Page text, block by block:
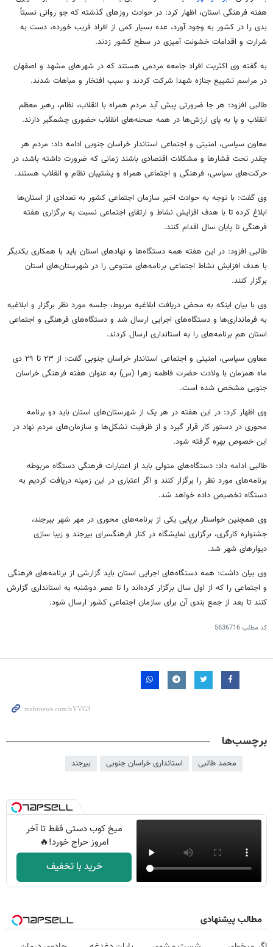
هفته فرهنگی استان، اظهار کرد: در حوادث روزهای گذشته که جو روانی نسبتاً
بدی را در کشور به وجود آورد، عده بسیار کمی از افراد فریب خورده، دست به
شرارت و اقدامات خشونت آمیزی در سطح کشور زدند.
به گفته وی اکثریت افراد جامعه مردمی هستند که در شهرهای مشهد و اصفهان
در مراسم تشییع جنازه شهدا شرکت کردند و سبب افتخار و مباهات شدند.
طالبی افزود: هر جا ضرورتی پیش آید مردم همراه با انقلاب، نظام، رهبر معظم
انقلاب و پا به پای ارزش‌ها در همه صحنه‌های انقلاب حضوری چشمگیر دارند.
معاون سیاسی، امنیتی و اجتماعی استاندار خراسان جنوبی ادامه داد: مردم هر
چقدر تحت فشارها و مشکلات اقتصادی باشند زمانی که ضرورت داشته باشد، در
حرکت‌های سیاسی، فرهنگی و اجتماعی همراه و پشتیبان نظام و انقلاب هستند.
وی گفت: با توجه به حوادث اخیر سازمان اجتماعی کشور به تعدادی از استان‌ها
ابلاغ کرده تا با هدف افزایش نشاط و ارتقای اجتماعی نسبت به برگزاری هفته
فرهنگی تا پایان سال اقدام کنند.
طالبی افزود: در این هفته همه دستگاه‌ها و نهادهای استان باید با همکاری یکدیگر
با هدف افزایش نشاط اجتماعی برنامه‌های متنوعی را در شهرستان‌های استان
برگزار کنند.
وی با بیان اینکه به محض دریافت ابلاغیه مربوط، جلسه مورد نظر برگزار و ابلاغیه
به فرمانداری‌ها و دستگاه‌های اجرایی ارسال شد و دستگاه‌های فرهنگی و اجتماعی
استان هم برنامه‌های را به استانداری ارسال کردند.
معاون سیاسی، امنیتی و اجتماعی استاندار خراسان جنوبی گفت: از ۲۳ تا ۲۹ دی
ماه همزمان با ولادت حضرت فاطمه زهرا (س) به عنوان هفته فرهنگی خراسان
جنوبی مشخص شده است.
وی اظهار کرد: در این هفته در هر یک از شهرستان‌های استان باید دو برنامه
محوری در دستور کار قرار گیرد و از ظرفیت تشکل‌ها و سازمان‌های مردم نهاد در
این خصوص بهره گرفته شود.
طالبی ادامه داد: دستگاه‌های متولی باید از اعتبارات فرهنگی دستگاه مربوطه
برنامه‌های مورد نظر را برگزار کنند و اگر اعتباری در این زمینه دریافت کردیم به
دستگاه تخصیص داده خواهد شد.
وی همچنین خواستار برپایی یکی از برنامه‌های محوری در مهر شهر بیرجند،
جشنواره کارگری، برگزاری نمایشگاه در کنار فرهنگسرای بیرجند و زیبا سازی
دیوارهای شهر شد.
وی بیان داشت: همه دستگاه‌های اجرایی استان باید گزارشی از برنامه‌های فرهنگی
و اجتماعی را که از اول سال برگزار کرده‌اند را تا عصر دوشنبه به استانداری گزارش
کنند تا بعد از جمع بندی آن برای سازمان اجتماعی کشور ارسال شود.
کد مطلب5636716
برچسب‌ها
محمد طالبی استانداری خراسان جنوبی بیرجند
میخ کوب دستی فقط تا آخر
امروز حراج خورد!🔥
خرید با تخفیف
مطالب پیشنهادی